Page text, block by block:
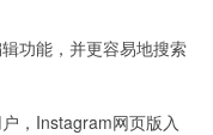
功能，并更容易地搜索
，Instagram网页版入